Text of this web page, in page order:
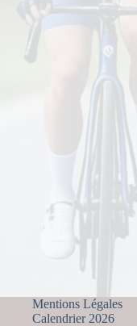
Mentions Légales
Calendrier 2026